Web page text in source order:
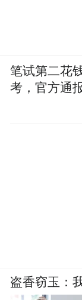
笔试第二花
考，官方通
盗香窃玉：